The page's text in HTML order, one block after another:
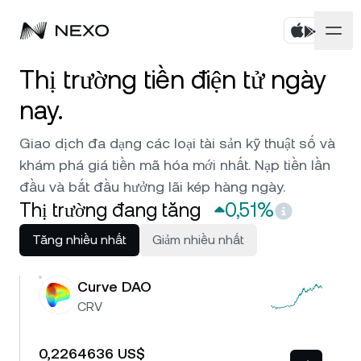
Cá nhân
Mua tài sản
Flexible Savings
Fixed-term Savings
Dual Investment
Exchange
Zero-interest Credit
Doanh nghiệp
Tài khoản doanh nghiệp
Môi giới chính
Nhãn trắng
Nexo Ventures
Thị trường
Thị trường tăng 0,51%trong 24 giờ qua
Công ty
Bảo mật
Bản địa hóa
Thị trường tiền điện tử ngày
nay.
Giao dịch đa dạng các loại tài sản kỹ thuật số và
khám phá giá tiền mã hóa mới nhất. Nạp tiền lần
đầu và bắt đầu hưởng lãi kép hàng ngày.
Thị trường đang tăng 0,51%
Tăng nhiều nhất Giảm nhiều nhất
Curve DAO
CRV
0,2264636 US$